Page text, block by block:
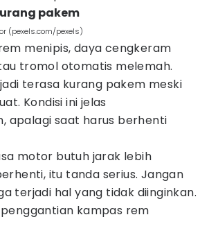
pakem
(pexels.com/pexels)
menipis, daya cengkeram
tromol otomatis melemah.
terasa kurang pakem meski
Kondisi ini jelas
apalagi saat harus berhenti
motor butuh jarak lebih
itu tanda serius. Jangan
terjadi hal yang tidak diinginkan.
kampas rem